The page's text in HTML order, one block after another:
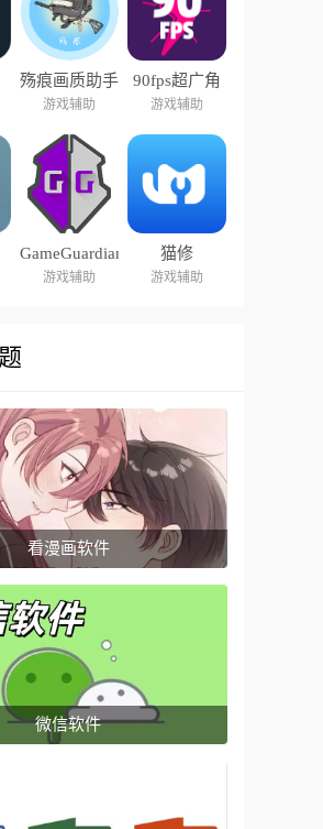
殇痕画质助手
游戏辅助
90fps超广角
游戏辅助
GameGuardian
游戏辅助
猫修
游戏辅助
看漫画软件
微信软件